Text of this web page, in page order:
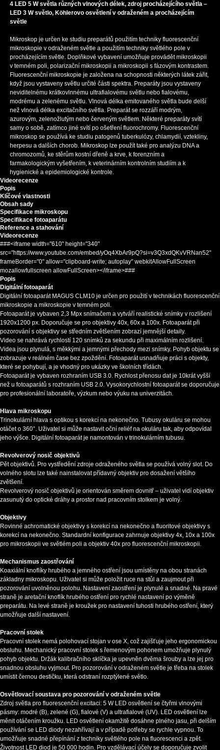
4 LED 5 W světla různých vlnových délek, zdroj procházejícího světla –
LED 3 W světlo, Köhlerovo osvětlení v odraženém a procházejícím
světle
Mikroskop je určen ke studiu preparátů použitím techniky fluorescenční
mikroskopie v odraženém světle a použitím techniky světlého pole v
procházejícím světle. Doplňkové vybavení umožňuje provádět mikroskopii
v temném poli, polarizační mikroskopii a mikroskopii s fázovým kontrastem.
Fluorescenční mikroskopie je založena na schopnosti některých látek zářit,
když jsou vystaveny světlu určité části spektra. Preparáty jsou vystaveny
neviditelnému krátkovlnnému ultrafialovému světlu nebo fialovému,
modrému a zelenému světlu. Vlnová délka emitovaného světla bude delší
než vlnová délka excitačního světla. Preparát se rozzáří modrým,
azurovým, zelenožlutým nebo červeným světlem. Některé preparáty svítí
samy o sobě, zatímco jiné svítí po ošetření fluorochromy. Fluorescenční
mikroskop se používá ke studiu patogenů tuberkulózy, chlamydií, vztekliny,
herpesu a dalších chorob. Mikroskop lze použít také pro analýzu DNA a
chromozomů, ke stěrům kostní dřeně a krve, k forenzním a
farmakologickým vyšetřením, k veterinárním kontrolním studiím a k
hygienické a epidemiologické kontrole.
Videorecenze
Popis
Klíčové vlastnosti
Obsah sady
Specifikace mikroskopu
Specifikace fotoaparátu
Reference a stahování
Videorecenze
###<iframe width="610" height="340"
src="https://www.youtube.com/embed/yOq4XbAr9pQ?si=v3Q3xdQKvVRNan52"
frameBorder="0" allow="clipboard-write; autoplay" webkitAllowFullScreen
mozallowfullscreen allowFullScreen></iframe>###
Popis
Digitální fotoaparát
Digitální fotoaparát MAGUS CLM10 je určen pro použití v technikách fluorescenční
mikroskopie a mikroskopie v temném poli.
Fotoaparát je vybaven 2,3 Mpx snímačem a vytváří realistické snímky v rozlišení
1920х1200 px. Doporučuje se pro objektivy 40x, 60x a 100x. Fotoaparát při
pozorování s objektivy se středním zvětšením zobrazí jemnější detaily.
Video se nahrává rychlostí 120 snímků za sekundu při maximálním rozlišení.
Videa jsou plynulá, s měkkými a jemnými přechody mezi snímky. Pohyb objektu se
zobrazuje v reálném čase bez zpoždění. Fotoaparát usnadňuje práci s objekty,
které se pohybují, a je vhodný pro ukázky ve školních třídách.
Fotoaparát je vybaven rozhraním USB 3.0. Rychlost přenosu dat je 10krát vyšší
než u fotoaparátů s rozhraním USB 2.0. Vysokorychlostní fotoaparát se doporučuje
pro profesionální laboratoře, výzkum nebo výuku na univerzitách.
Hlava mikroskopu
Trinokulární hlava s optikou s korekcí na nekonečno. Tubusy okuláru se mohou
otáčet o 360°. Uživatel si může nastavit oční reliéf na okuláru tak, aby odpovídal
jeho výšce. Digitální fotoaparát je namontován v trinokulárním tubusu.
Revolverový nosič objektivů
Pět objektivů. Pro vystředění zdroje odraženého světla se používá volný slot. Do
volného slotu lze také nainstalovat přídavný objektiv pro dosažení většího
zvětšení.
Revolverový nosič objektivů je orientován směrem dovnitř – uživatel vidí objektiv
zasunutý do optické dráhy a prostor nad pracovním stolkem je volný.
Objektivy
Rovinné achromatické objektivy s korekcí na nekonečno a fluoritové objektivy s
korekcí na nekonečno. Standardní konfigurace zahrnuje objektivy 4x, 10x a 100x
pro mikroskopii ve světlém poli a objektiv 40x pro fluorescenční mikroskopii.
Mechanismus zaostřování
Koaxiální knoflíky hrubého a jemného ostření jsou umístěny na obou stranách
základny mikroskopu. Uživatel si může položit ruce na stůl a zaujmout při
pozorování uvolněnou polohu. Nastavení zaostření je plynulé a snadné. Na pravé
straně je aretační knoflík hrubého ostření pro rychlé nastavení po výměně
preparátu. Na levé straně je kroužek pro nastavení tuhosti hrubého ostření, který
umožňuje další nastavení.
Pracovní stolek
Pracovní stolek nemá polohovací stojan v ose X, což zajišťuje jeho ergonomickou
obsluhu. Mechanický pracovní stolek s řemenovým pohonem umožňuje plynulý
pohyb objektu. Držák kalibračního sklíčka je upevněn dvěma šrouby a lze jej pro
snadnou obsluhu vyjmout. Pro pozorování v odraženém světle je třeba na stolek
umístit černou destičku, která odstraní rozptýlené světlo.
Osvětlovací soustava pro pozorování v odraženém světle
Zdroj světla pro fluorescenční excitaci: 5 W LED osvětlení se čtyřmi vlnovými
pásmy: modré (B), zelené (G), fialové (V) a ultrafialové (UV). LED osvětlení lze
měnit otáčením kroužku. LED osvětlení okamžitě dosáhne plného jasu, při delším
používání se LED diody nezahřívají a v případě potřeby se rychle vypnou. To
umožňuje snadné přepínání z techniky světlého pole na fluorescenci a zpět.
Životnost LED diod je 50 000 hodin. Pro vzdělávací účely se doporučuje zvolit